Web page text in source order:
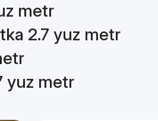
metr
2.7 yuz metr
yuz metr